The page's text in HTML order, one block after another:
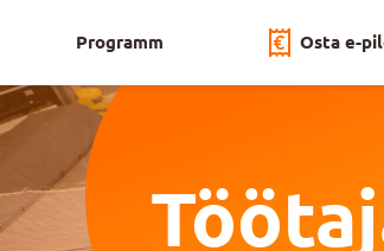
Programm Osta e-